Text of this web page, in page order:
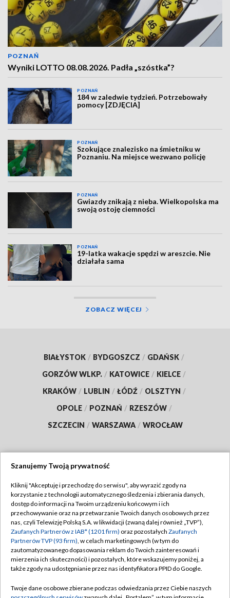
POZNAŃ
Wyniki LOTTO 08.08.2026. Padła „szóstka”?
POZNAŃ
184 w zaledwie tydzień. Potrzebowały
pomocy [ZDJĘCIA]
POZNAŃ
Szokujące znalezisko na śmietniku w
Poznaniu. Na miejsce wezwano policję
POZNAŃ
Gwiazdy znikają z nieba. Wielkopolska ma
swoją ostoję ciemności
POZNAŃ
19-latka wakacje spędzi w areszcie. Nie
działała sama
ZOBACZ WIĘCEJ
BIAŁYSTOK / BYDGOSZCZ / GDAŃSK /
GORZÓW WLKP. / KATOWICE / KIELCE /
KRAKÓW / LUBLIN / ŁÓDŹ / OLSZTYN /
OPOLE / POZNAŃ / RZESZÓW /
SZCZECIN / WARSZAWA / WROCŁAW
TVP
Abonament TVP
Emisja w TVP
Centrum informacji TVP
Naziemna Telewizja Cyfrowa
Rada Programowa
Regulamin TVP
Polityka prywatności
Moje zgody
Pomoc
Szanujemy Twoją prywatność
Kliknij "Akceptuję i przechodzę do serwisu", aby wyrazić zgody na
korzystanie z technologii automatycznego śledzenia i zbierania danych,
dostęp do informacji na Twoim urządzeniu końcowym i ich
przechowywanie oraz na przetwarzanie Twoich danych osobowych przez
nas, czyli Telewizję Polską S.A. w likwidacji (zwaną dalej również „TVP”),
Zaufanych Partnerów z IAB* (1201 firm) oraz pozostałych Zaufanych
Partnerów TVP (93 firm), w celach marketingowych (w tym do
zautomatyzowanego dopasowania reklam do Twoich zainteresowań i
mierzenia ich skuteczności) i pozostałych, które wskazujemy poniżej, a
także zgody na udostępnianie przez nas identyfikatora PPID do Google.
Twoje dane osobowe zbierane podczas odwiedzania przez Ciebie naszych